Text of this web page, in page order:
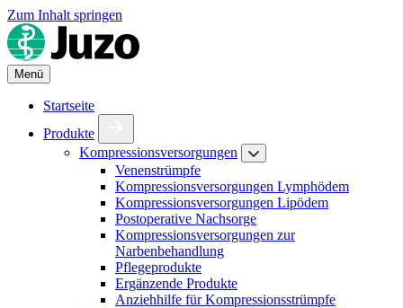
Zum Inhalt springen
Menü
Startseite
Produkte
Kompressionsversorgungen
Venenstrümpfe
Kompressionsversorgungen Lymphödem
Kompressionsversorgungen Lipödem
Postoperative Nachsorge
Kompressionsversorgungen zur
Narbenbehandlung
Pflegeprodukte
Ergänzende Produkte
Anziehhilfe für Kompressionsstrümpfe